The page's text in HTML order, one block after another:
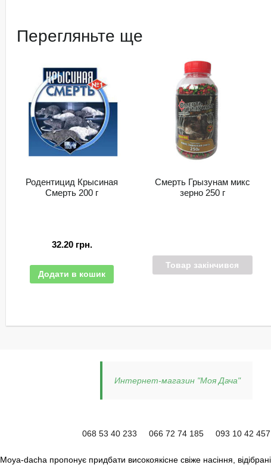
Перегляньте ще
Родентицид Крысиная
Смерть 200 г
32.20 грн.
Додати в кошик
Смерть Грызунам микс
зерно 250 г
Товар закінчився
Интернет-магазин "Моя Дача"
068 53 40 233 066 72 74 185 093 10 42 457
Moya-dacha пропонує придбати високоякісне свіже насіння,